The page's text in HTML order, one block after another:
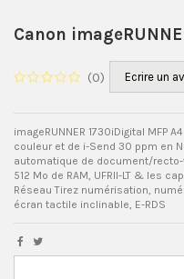
Canon
(0) Ecrire un
imageRUNNER 1730iDigital MFP
couleur et de i-Send 30 ppm en
automatique de document/
512 Mo de RAM, UFRII-LT & les
Réseau Tirez numérisation,
écran tactile inclinable, E-RDS